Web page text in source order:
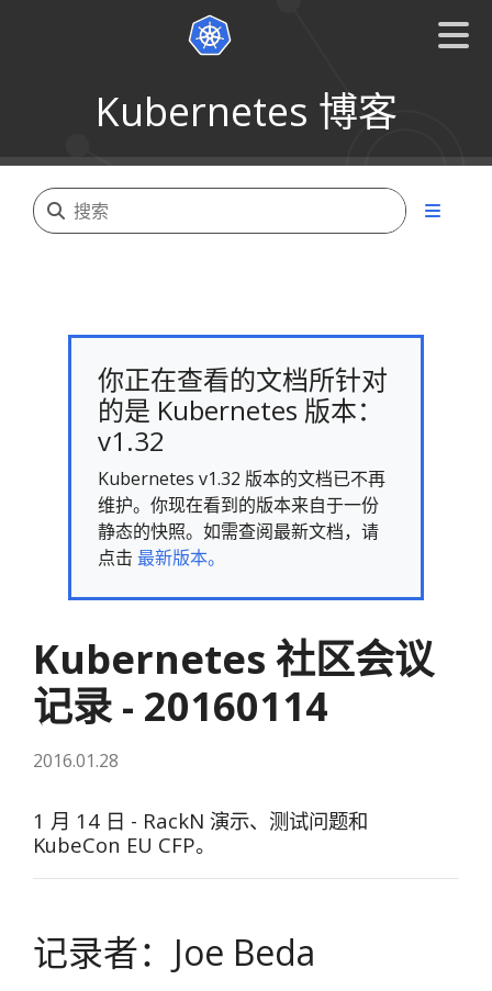
Kubernetes 博客
你正在查看的文档所针对
的是 Kubernetes 版本：
v1.32
Kubernetes v1.32 版本的文档已不再
维护。你现在看到的版本来自于一份
静态的快照。如需查阅最新文档，请
点击 最新版本。
Kubernetes 社区会议
记录 - 20160114
2016.01.28
1 月 14 日 - RackN 演示、测试问题和
KubeCon EU CFP。
记录者：Joe Beda